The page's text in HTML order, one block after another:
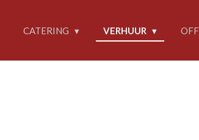
CATERING VERHUUR